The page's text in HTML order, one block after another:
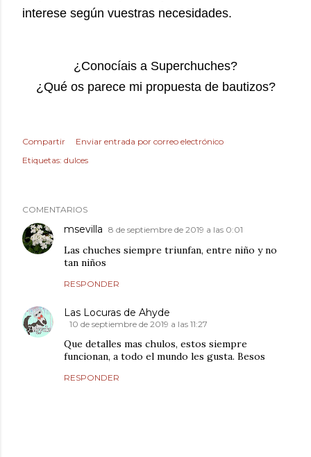
interese según vuestras necesidades.
¿Conocíais a Superchuches?
¿Qué os parece mi propuesta de bautizos?
Compartir
Enviar entrada por correo electrónico
Etiquetas: dulces
COMENTARIOS
msevilla 8 de septiembre de 2019 a las 0:01
Las chuches siempre triunfan, entre niño y no
tan niños
RESPONDER
Las Locuras de Ahyde
10 de septiembre de 2019 a las 11:27
Que detalles mas chulos, estos siempre
funcionan, a todo el mundo les gusta. Besos
RESPONDER